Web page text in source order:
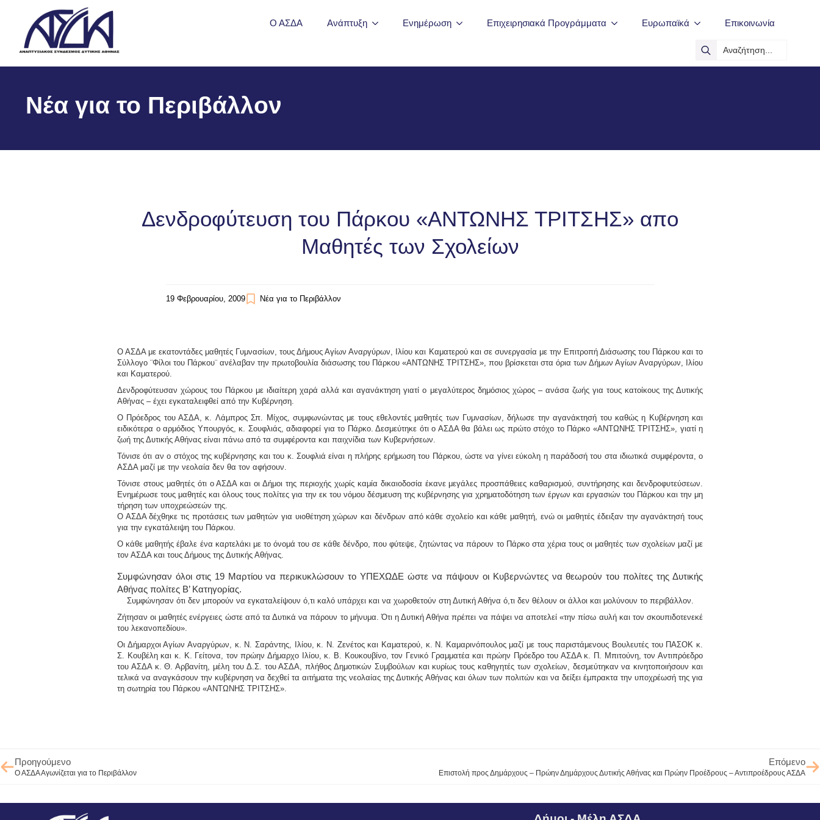
Ο ΑΣΔΑ Ανάπτυξη Ενημέρωση Επιχειρησιακά Προγράμματα Ευρωπαϊκά Επικοινωνία
Search
Νέα για το Περιβάλλον
Δενδροφύτευση του Πάρκου «ΑΝΤΩΝΗΣ ΤΡΙΤΣΗΣ» απο
Μαθητές των Σχολείων
19 Φεβρουαρίου, 2009 Νέα για το Περιβάλλον
Ο ΑΣΔΑ μεεκατοντάδες μαθητές Γυμνασίων, τους Δήμους Αγίων Αναργύρων, Ιλίου και Καματερού και σε συνεργασία με την Επιτροπή Διάσωσης του Πάρκουκαι το
Σύλλογο ¨Φίλοι του Πάρκου¨ ανέλαβαν την πρωτοβουλία διάσωσης του Πάρκου «ΑΝΤΩΝΗΣ ΤΡΙΤΣΗΣ», που βρίσκεται στα όρια των Δήμων Αγίων Αναργύρων, Ιλίου
και Καματερού.
Δενδροφύτευσαν χώρους του Πάρκου με ιδιαίτερη χαρά αλλά και αγανάκτηση γιατί ο μεγαλύτερος δημόσιος χώρος – ανάσα ζωής για τους κατοίκους της Δυτικής
Αθήνας – έχει εγκαταλειφθεί από την Κυβέρνηση.
Ο Πρόεδρος του ΑΣΔΑ, κ. Λάμπρος Σπ. Μίχος, συμφωνώντας με τους εθελοντές μαθητές των Γυμνασίων, δήλωσε την αγανάκτησή του καθώς η Κυβέρνηση και
ειδικότερα ο αρμόδιος Υπουργός, κ. Σουφλιάς, αδιαφορεί για το Πάρκο. Δεσμεύτηκε ότι ο ΑΣΔΑ θα βάλει ως πρώτο στόχο το Πάρκο «ΑΝΤΩΝΗΣ ΤΡΙΤΣΗΣ», γιατί η
ζωή της Δυτικής Αθήνας είναι πάνω από τα συμφέροντα και παιχνίδια των Κυβερνήσεων.
Τόνισε ότι αν ο στόχος της κυβέρνησης και του κ. Σουφλιά είναι η πλήρης ερήμωση του Πάρκου, ώστε να γίνει εύκολη η παράδοσή του στα ιδιωτικά συμφέροντα, ο
ΑΣΔΑ μαζί με την νεολαία δεν θα τον αφήσουν.
Τόνισε στους μαθητές ότι ο ΑΣΔΑ και οι Δήμοι της περιοχής χωρίς καμία δικαιοδοσία έκανε μεγάλες προσπάθειες καθαρισμού, συντήρησης και δενδροφυτεύσεων.
Ενημέρωσε τους μαθητές και όλους τους πολίτες για την εκ του νόμου δέσμευση της κυβέρνησης για χρηματοδότηση των έργων και εργασιών του Πάρκου και την μη
τήρηση των υποχρεώσεών της.
Ο ΑΣΔΑ δέχθηκε τις προτάσεις των μαθητών για υιοθέτηση χώρων και δένδρων από κάθε σχολείο και κάθε μαθητή, ενώ οι μαθητές έδειξαν την αγανάκτησή τους
για την εγκατάλειψη του Πάρκου.
Ο κάθε μαθητής έβαλε ένα καρτελάκι με το όνομά του σε κάθε δένδρο, που φύτεψε, ζητώντας να πάρουν το Πάρκο στα χέρια τους οι μαθητές των σχολείων μαζί με
τον ΑΣΔΑ και τους Δήμους της Δυτικής Αθήνας.
Συμφώνησαν όλοι στις 19 Μαρτίου να περικυκλώσουν το ΥΠΕΧΩΔΕ ώστε να πάψουν οι Κυβερνώντες να θεωρούν του πολίτες της Δυτικής
Αθήνας πολίτες Β’ Κατηγορίας.
Συμφώνησαν ότι δεν μπορούν να εγκαταλείψουν ό,τι καλό υπάρχει και να χωροθετούν στη Δυτική Αθήνα ό,τι δεν θέλουν οι άλλοι και μολύνουν το περιβάλλον.
Ζήτησαν οι μαθητές ενέργειες ώστε από τα Δυτικά να πάρουν το μήνυμα. Ότι η Δυτική Αθήνα πρέπει να πάψει να αποτελεί «την πίσω αυλή και τον σκουπιδοτενεκέ
του λεκανοπεδίου».
Οι Δήμαρχοι Αγίων Αναργύρων, κ. Ν. Σαράντης, Ιλίου, κ. Ν. Ζενέτοςκαι Καματερού, κ. Ν. Καμαρινόπουλοςμαζί με τους παριστάμενους Βουλευτές του ΠΑΣΟΚ κ.
Σ. Κουβέληκαι κ. Κ. Γείτονα, τον πρώην Δήμαρχο Ιλίου, κ. Β. Κουκουβίνο, τον Γενικό Γραμματέα και πρώην Πρόεδρο του ΑΣΔΑ κ. Π. Μπιτούνη, τον Αντιπρόεδρο
του ΑΣΔΑ κ.Θ. Αρβανίτη, μέλη του Δ.Σ. του ΑΣΔΑ, πλήθος Δημοτικών Συμβούλων και κυρίως τους καθηγητές των σχολείων, δεσμεύτηκαν να κινητοποιήσουν και
τελικά να αναγκάσουν την κυβέρνηση να δεχθεί τα αιτήματα της νεολαίας της Δυτικής Αθήνας και όλων των πολιτών και να δείξει έμπρακτα την υποχρέωσή της για
τη σωτηρία του Πάρκου «ΑΝΤΩΝΗΣ ΤΡΙΤΣΗΣ».
Προηγούμενο
Ο ΑΣΔΑ Αγωνίζεται για το Περιβάλλον
Επόμενο
Επιστολή προς Δημάρχους – Πρώην Δημάρχους Δυτικής Αθήνας και Πρώην Προέδρους – Αντιπροέδρους ΑΣΔΑ